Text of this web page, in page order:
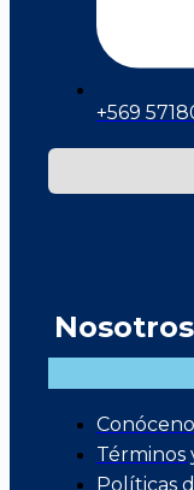
+569
Nosotros
Términos
Políticas